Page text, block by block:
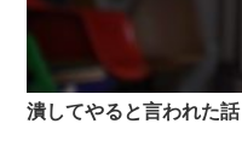
潰してやると言われた話